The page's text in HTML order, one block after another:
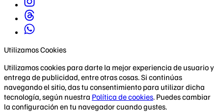
Utilizamos Cookies
Utilizamos cookies para darte la mejor experiencia de usuario y
entrega de publicidad, entre otras cosas. Si continúas
navegando el sitio, das tu consentimiento para utilizar dicha
tecnología, según nuestra Política de cookies. Puedes cambiar
la configuración en tu navegador cuando gustes.